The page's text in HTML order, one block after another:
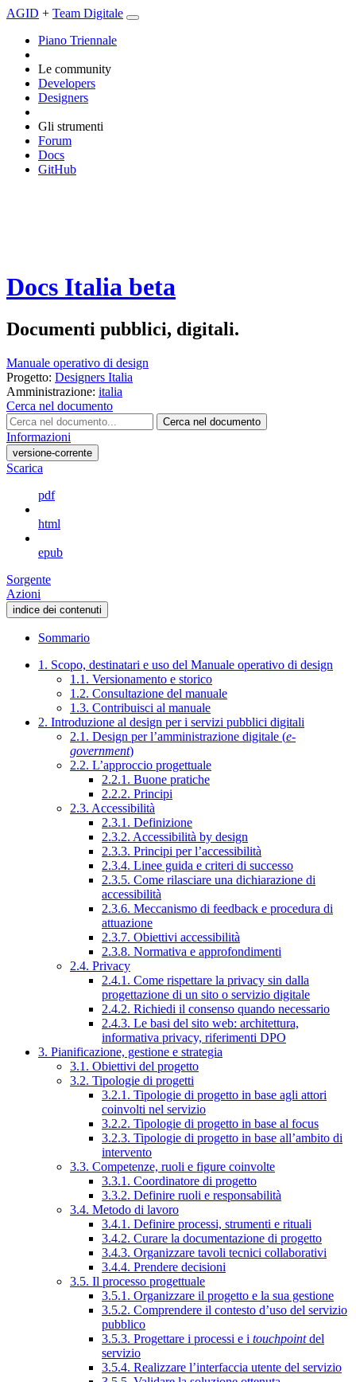
AGID + Team Digitale
Piano Triennale
Le community
Developers
Designers
Gli strumenti
Forum
Docs
GitHub
Docs Italia beta
Documenti pubblici, digitali.
Manuale operativo di design
Progetto: Designers Italia
Amministrazione: italia
Cerca nel documento
Cerca nel documento
Informazioni
versione-corrente
Scarica
pdf
html
epub
Sorgente
Azioni
indice dei contenuti
Sommario
1. Scopo, destinatari e uso del Manuale operativo di design
1.1. Versionamento e storico
1.2. Consultazione del manuale
1.3. Contribuisci al manuale
2. Introduzione al design per i servizi pubblici digitali
2.1. Design per l’amministrazione digitale (e-
government)
2.2. L’approccio progettuale
2.2.1. Buone pratiche
2.2.2. Principi
2.3. Accessibilità
2.3.1. Definizione
2.3.2. Accessibilità by design
2.3.3. Principi per l’accessibilità
2.3.4. Linee guida e criteri di successo
2.3.5. Come rilasciare una dichiarazione di
accessibilità
2.3.6. Meccanismo di feedback e procedura di
attuazione
2.3.7. Obiettivi accessibilità
2.3.8. Normativa e approfondimenti
2.4. Privacy
2.4.1. Come rispettare la privacy sin dalla
progettazione di un sito o servizio digitale
2.4.2. Richiedi il consenso quando necessario
2.4.3. Le basi del sito web: architettura,
informativa privacy, riferimenti DPO
3. Pianificazione, gestione e strategia
3.1. Obiettivi del progetto
3.2. Tipologie di progetti
3.2.1. Tipologie di progetto in base agli attori
coinvolti nel servizio
3.2.2. Tipologie di progetto in base al focus
3.2.3. Tipologie di progetto in base all’ambito di
intervento
3.3. Competenze, ruoli e figure coinvolte
3.3.1. Coordinatore di progetto
3.3.2. Definire ruoli e responsabilità
3.4. Metodo di lavoro
3.4.1. Definire processi, strumenti e rituali
3.4.2. Curare la documentazione di progetto
3.4.3. Organizzare tavoli tecnici collaborativi
3.4.4. Prendere decisioni
3.5. Il processo progettuale
3.5.1. Organizzare il progetto e la sua gestione
3.5.2. Comprendere il contesto d’uso del servizio
pubblico
3.5.3. Progettare i processi e i touchpointdel
servizio
3.5.4. Realizzare l’interfaccia utente del servizio